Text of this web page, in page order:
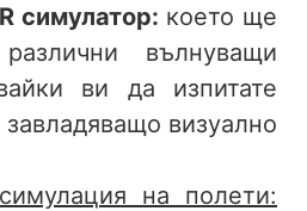
симулатор: което ще
вълнуващи
ви да изпитате
визуално
на полети: